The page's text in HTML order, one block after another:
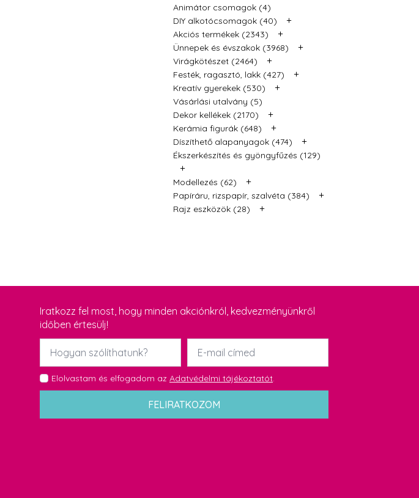
Animátor csomagok (4)
DIY alkotócsomagok (40)
+
Akciós termékek (2343) +
Ünnepek és évszakok (3968) +
Virágkötészet (2464) +
Festék, ragasztó, lakk (427) +
Kreatív gyerekek (530) +
Vásárlási utalvány (5)
Dekor kellékek (2170)
+
Kerámia figurák (648) +
Díszíthető alapanyagok (474) +
Ékszerkészítés és gyöngyfűzés (129)
+
Modellezés (62) +
Papíráru, rizspapír, szalvéta (384) +
Rajz eszközök (28) +
Iratkozz fel most, hogy minden akciónkról, kedvezményünkről
időben értesülj!
Név
Email
GDPR
*
Elolvastam és elfogadom az Adatvédelmi tájékoztatót
FELIRATKOZOM